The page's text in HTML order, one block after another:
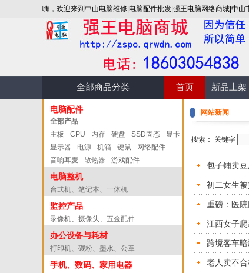
嗨，欢迎来到中山电脑维修|电脑配件批发|强王电脑网络商城|中山
全部商品分类 首页 新品上架
电脑配件
全部产品
主板
CPU 内存 硬盘 SSD固态
显卡
显示器
电源 机箱 键鼠
网络配件
音响耳麦
散热器 游戏配件
电脑整机
台式机、笔记本、一体机
监控产品
录像机、摄像头、五金配件
办公设备与耗材
打印机、碳粉、墨水、公章
手机、数码、家用电器
网站新闻
搜索： 关键字
包子铺卖
初二女生
重磅：医
江西女子
跨境客车
老人卖不